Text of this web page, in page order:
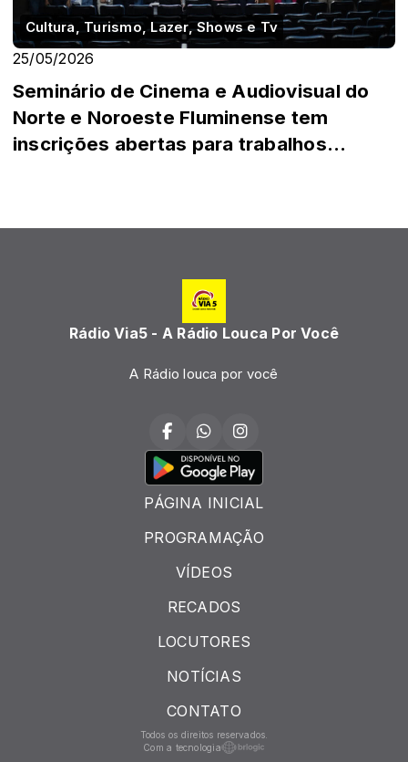
Cultura, Turismo, Lazer, Shows e Tv
25/05/2026
Seminário de Cinema e Audiovisual do
Norte e Noroeste Fluminense tem
inscrições abertas para trabalhos
Rádio Via5 - A Rádio Louca Por Você
A Rádio louca por você
PÁGINA INICIAL
PROGRAMAÇÃO
VÍDEOS
RECADOS
LOCUTORES
NOTÍCIAS
CONTATO
Todos os direitos reservados.
Com a tecnologia